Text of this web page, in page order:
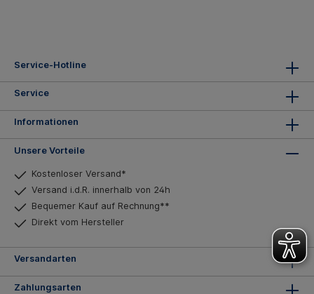
Service-Hotline
Service
Informationen
Unsere Vorteile
Kostenloser Versand*
Versand i.d.R. innerhalb von 24h
Bequemer Kauf auf Rechnung**
Direkt vom Hersteller
Versandarten
Zahlungsarten